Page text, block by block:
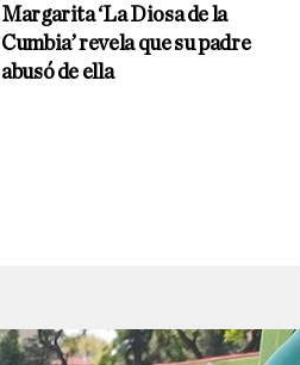
Margarita ‘La Diosa de la
Cumbia’ revela que su padre
abusó de ella